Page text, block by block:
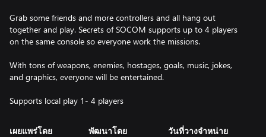
Grab some friends and more controllers and all hang out
together and play. Secrets of SOCOM supports up to 4 players
on the same console so everyone work the missions.
With tons of weapons, enemies, hostages, goals, music, jokes,
and graphics, everyone will be entertained.
เผยแพร่โดย พัฒนาโดย วันที่วางจำหน่าย